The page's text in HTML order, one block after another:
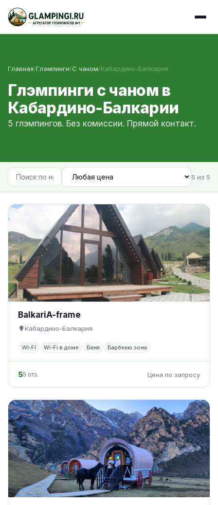
Главная/Глэмпинги/С чаном/Кабардино-Балкария
Глэмпинги с чаном в
Кабардино-Балкарии
5 глэмпингов. Без комиссии. Прямой контакт.
5 из 5
BalkariA-frame
Кабардино-Балкария
WI-FI Wi-Fi в доме Баня Барбекю зона
55 отз. Цена по запросу